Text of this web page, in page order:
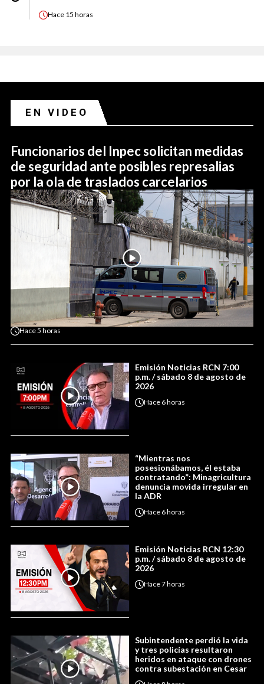
Hace 15 horas
EN VIDEO
Funcionarios del Inpec solicitan medidas
de seguridad ante posibles represalias
por la ola de traslados carcelarios
Hace5 horas
Emisión Noticias RCN 7:00
p.m. / sábado 8 de agosto de
2026
Hace 6 horas
“Mientras nos
posesionábamos, él estaba
contratando”: Minagricultura
denuncia movida irregular en
la ADR
Hace 6 horas
Emisión Noticias RCN 12:30
p.m. / sábado 8 de agosto de
2026
Hace7 horas
Subintendente perdió la vida
y tres policías resultaron
heridos en ataque con drones
contra subestación en Cesar